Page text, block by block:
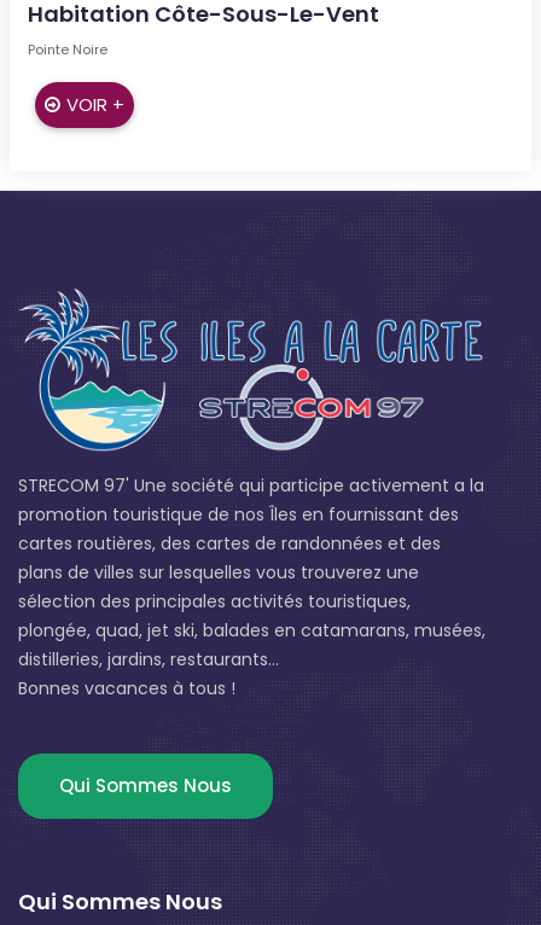
Habitation Côte-Sous-Le-Vent
Pointe Noire
VOIR +
STRECOM 97' Une société qui participe activement a la
promotion touristique de nos Îles en fournissant des
cartes routières, des cartes de randonnées et des
plans de villes sur lesquelles vous trouverez une
sélection des principales activités touristiques,
plongée, quad, jet ski, balades en catamarans, musées,
distilleries, jardins, restaurants...
Bonnes vacances à tous !
Qui Sommes Nous
Qui Sommes Nous